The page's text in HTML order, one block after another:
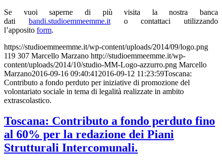
Se vuoi saperne di più visita la nostra banca
dati bandi.studioemmeemme.ito contattaci utilizzando
l’apposito form.
https://studioemmeemme.it/wp-content/uploads/2014/09/logo.png
119 307 Marcello Marzano http://studioemmeemme.it/wp-
content/uploads/2014/10/studio-MM-Logo-azzurro.png Marcello
Marzano2016-09-16 09:40:41 2016-09-12 11:23:59Toscana:
Contributo a fondo perduto per iniziative di promozione del
volontariato sociale in tema di legalità realizzate in ambito
extrascolastico.
Toscana: Contributo a fondo perduto fino
al 60% per la redazione dei Piani
Strutturali Intercomunali.